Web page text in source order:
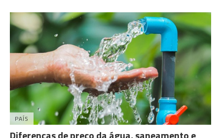
PAÍS